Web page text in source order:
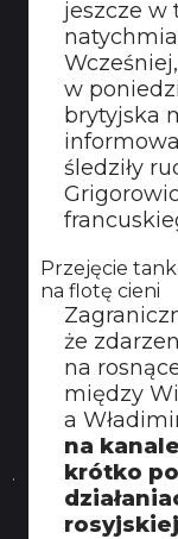
jeszcze w
w
brytyjska
śledziły
Przejęcie
na flotę cieni
że
na
między
a
na
krótko